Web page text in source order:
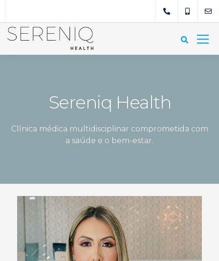
Sereniq Health
Clínica médica multidisciplinar comprometida com
a saúde e o bem-estar.